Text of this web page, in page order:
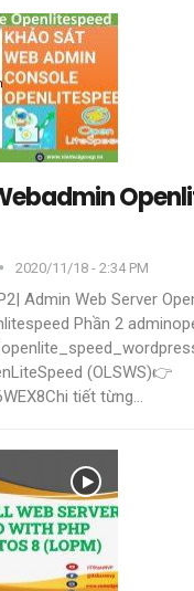
2020/11/18 - 2:34 PM
Admin Web Server
Phần 2
(OLSWS)👉
tiết từng…